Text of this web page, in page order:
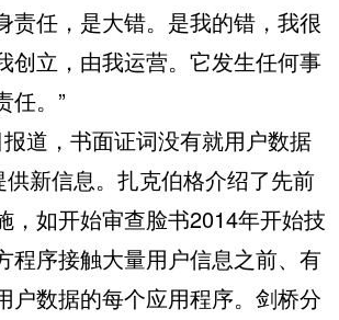
责任，是大错。是我的错，我很
创立，由我运营。它发生任何事
任。”
，书面证词没有就用户数据
供新信息。扎克伯格介绍了先前
，如开始审查脸书2014年开始技
程序接触大量用户信息之前、有
户数据的每个应用程序。剑桥分